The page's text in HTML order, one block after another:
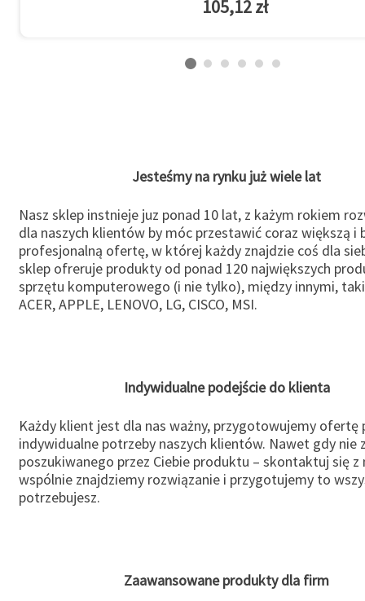
105,12 zł
Jesteśmy na rynku już wiele lat
Nasz sklep instnieje juz ponad 10 lat, z każym rokiem
dla naszych klientów by móc przestawić coraz większą i
profesjonalną ofertę, w której każdy znajdzie coś dla
sklep ofreruje produkty od ponad 120 największych
sprzętu komputerowego (i nie tylko), między innymi,
ACER, APPLE, LENOVO, LG, CISCO, MSI.
Indywidualne podejście do klienta
Każdy klient jest dla nas ważny, przygotowujemy ofertę
indywidualne potrzeby naszych klientów. Nawet gdy nie
poszukiwanego przez Ciebie produktu – skontaktuj się z
wspólnie znajdziemy rozwiązanie i przygotujemy to
potrzebujesz.
Zaawansowane produkty dla firm